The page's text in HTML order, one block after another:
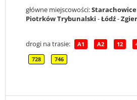
główne miejscowości:Starachowice
Piotrków Trybunalski -Łódź-
drogi na trasie: A1 A2 12
728 746